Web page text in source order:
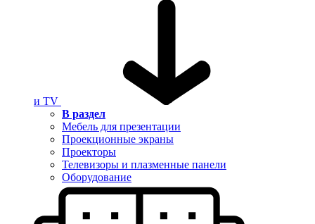
и TV
В раздел
Мебель для презентации
Проекционные экраны
Проекторы
Телевизоры и плазменные панели
Оборудование